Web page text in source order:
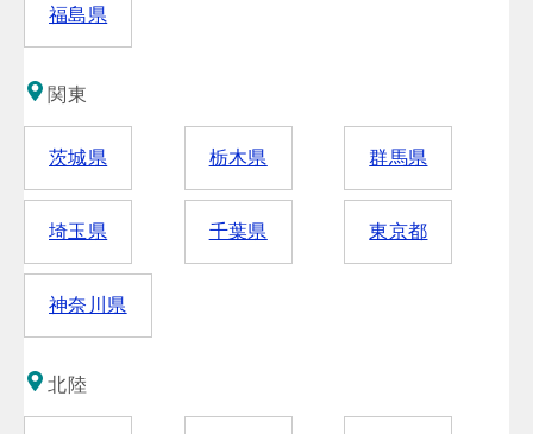
福島県
関東
茨城県 栃木県 群馬県
埼玉県 千葉県 東京都
神奈川県
北陸